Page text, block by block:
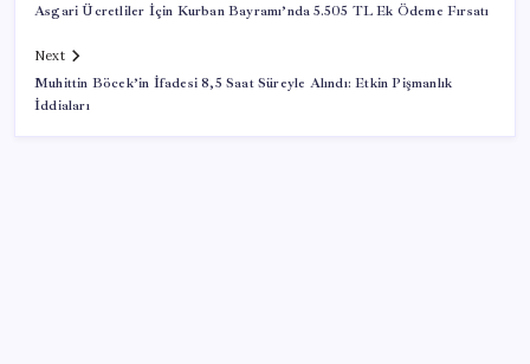
Asgari Ücretliler İçin Kurban Bayramı’nda 5.505 TL Ek Ödeme Fırsatı
Next
Muhittin Böcek’in İfadesi 8,5 Saat Süreyle Alındı: Etkin Pişmanlık
İddiaları